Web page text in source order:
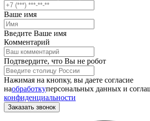
Ваше имя
Введите Ваше имя
Комментарий
Подтвердите, что Вы не робот
Нажимая на кнопку, вы даете согласие
наобработкуперсональных данных и
конфиденциальности
Заказать звонок